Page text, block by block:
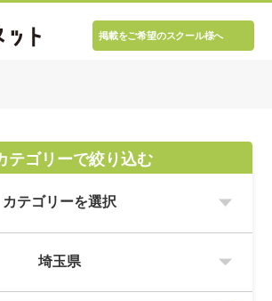
掲載をご希望のスクール様へ
テゴリーで絞り込む